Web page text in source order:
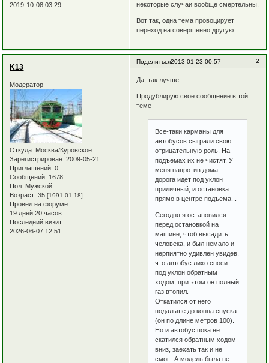
2019-10-08 03:29
некоторые случаи вообще смертельны.
Вот так, одна тема провоцирует
переход на совершенно другую...
Поделиться 2
2013-01-23 00:57
K13
Модератор
Откуда: Москва/Куровское
Зарегистрирован: 2009-05-21
Приглашений: 0
Сообщений: 1678
Пол: Мужской
Возраст: 35[1991-01-18]
Провел на форуме:
19 дней 20 часов
Последний визит:
2026-06-07 12:51
Да, так лучше.
Продублирую свое сообщение в той
теме -
Все-таки карманы для
автобусов сыграли свою
отрицательную роль. На
подъемах их не чистят. У
меня напротив дома
дорога идет под уклон
приличный, и остановка
прямо в центре подъема...
Сегодня я остановился
перед остановкой на
машине, чтоб высадить
человека, и был немало и
нерпиятно удивлен увидев,
что автобус лихо сносит
под уклон обратным
ходом, при этом он полный
газ втопил.
Откатился от него
подальше до конца спуска
(он по длине метров 100).
Но и автобус пока не
скатился обратным ходом
вниз, заехать так и не
смог. А модель была не